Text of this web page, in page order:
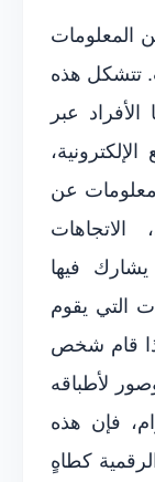
المعلومات
تتشكل هذه
عبر
معلومات عن
يشارك فيها
التي يقوم
قام شخص
لأطباقه
فإن هذه
كطاهٍ